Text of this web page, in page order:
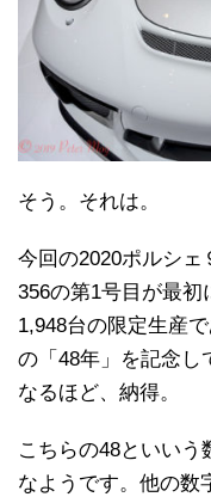
そう。それは。
今回の2020ポルシェ
356の第1号目が最初
1,948台の限定生産
の「48年」を記念し
なるほど、納得。
こちらの48といい
なようです。他の数